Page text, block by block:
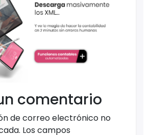
comentario
de correo electrónico no
Los campos